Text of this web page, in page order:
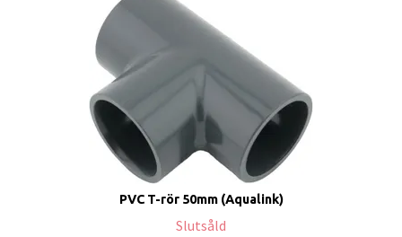
PVC T-rör 50mm (Aqualink)
Slutsåld